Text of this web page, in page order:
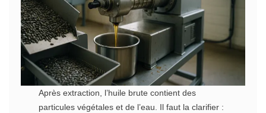
Après extraction, l’huile brute contient des
particules végétales et de l’eau. Il faut la clarifier :